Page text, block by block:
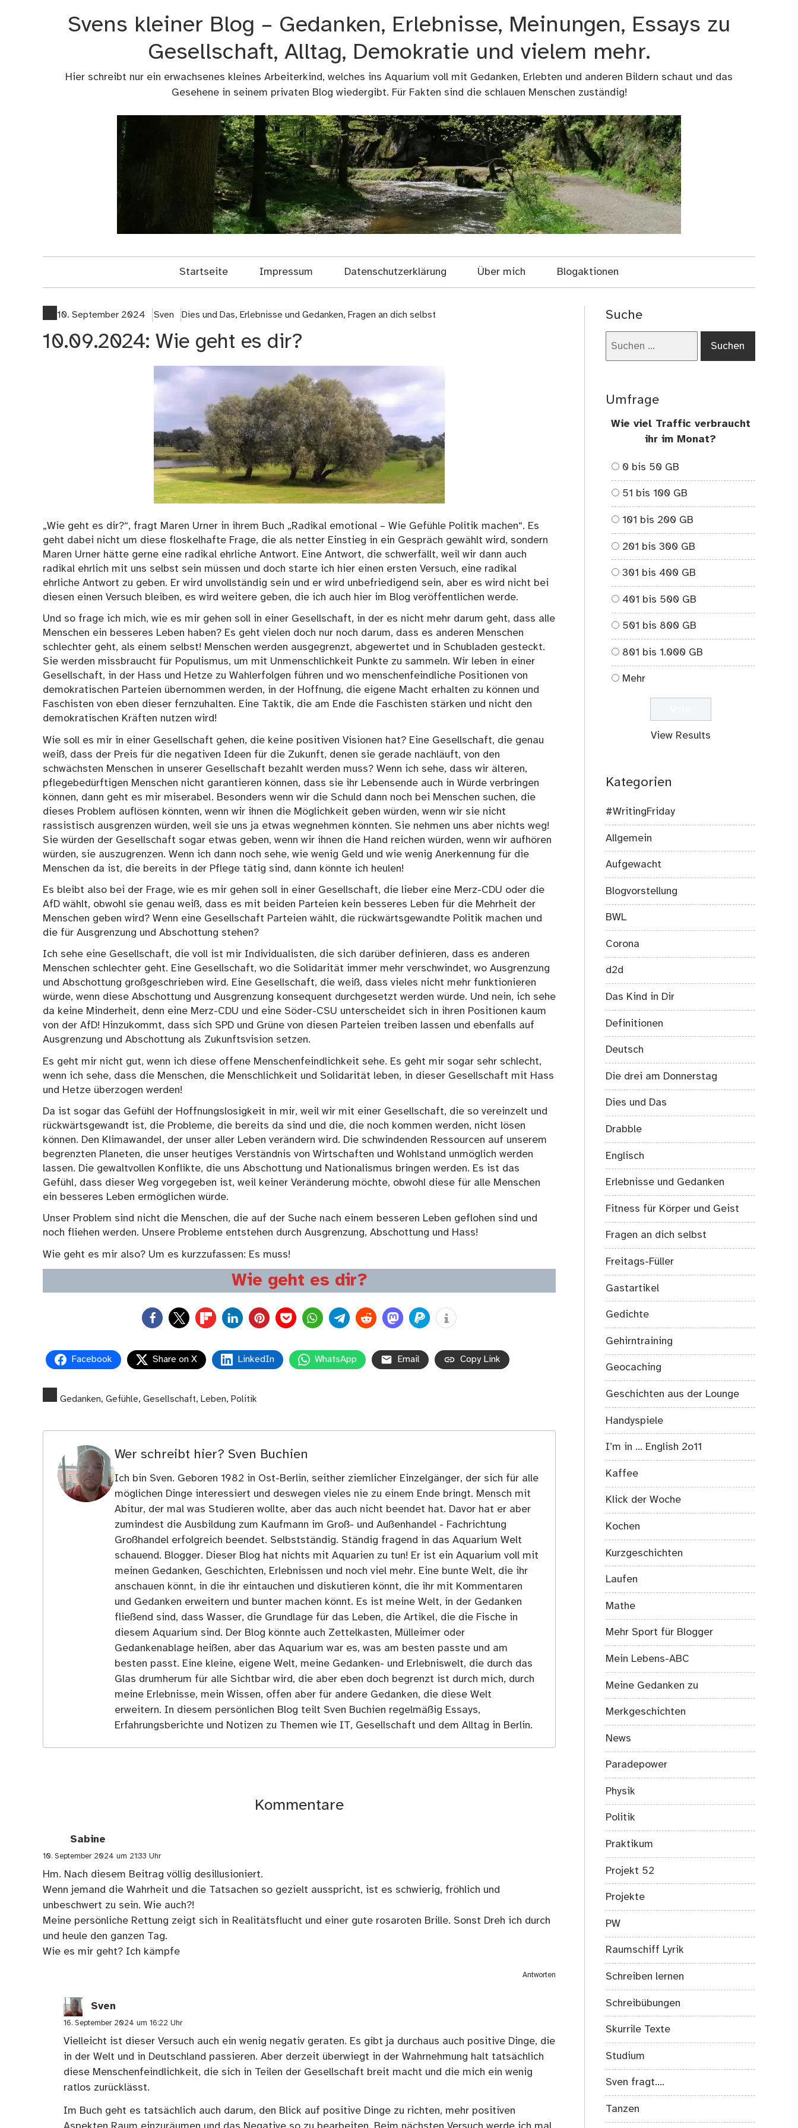
Svens kleiner Blog – Gedanken, Erlebnisse, Meinungen, Essays zu
Gesellschaft, Alltag, Demokratie und vielem mehr.
Hier schreibt nur ein erwachsenes kleines Arbeiterkind, welches ins Aquarium voll mit Gedanken, Erlebten und anderen Bildern schaut und das
Gesehene in seinem privaten Blog wiedergibt. Für Fakten sind die schlauen Menschen zuständig!
Startseite Impressum Datenschutzerklärung Über mich Blogaktionen
10. September 2024 Sven Dies und Das, Erlebnisse und Gedanken, Fragen an dich selbst
10.09.2024: Wie geht es dir?
„Wie geht es dir?“, fragt Maren Urner in ihrem Buch „Radikal emotional – Wie Gefühle Politik machen“. Es
geht dabei nicht um diese floskelhafte Frage, die als netter Einstieg in ein Gespräch gewählt wird, sondern
Maren Urner hätte gerne eine radikal ehrliche Antwort. Eine Antwort, die schwerfällt, weil wir dann auch
radikal ehrlich mit uns selbst sein müssen und doch starte ich hier einen ersten Versuch, eine radikal
ehrliche Antwort zu geben. Er wird unvollständig sein und er wird unbefriedigend sein, aber es wird nicht bei
diesen einen Versuch bleiben, es wird weitere geben, die ich auch hier im Blog veröffentlichen werde.
Und so frage ich mich, wie es mir gehen soll in einer Gesellschaft, in der es nicht mehr darum geht, dass alle
Menschen ein besseres Leben haben? Es geht vielen doch nur noch darum, dass es anderen Menschen
schlechter geht, als einem selbst! Menschen werden ausgegrenzt, abgewertet und in Schubladen gesteckt.
Sie werden missbraucht für Populismus, um mit Unmenschlichkeit Punkte zu sammeln. Wir leben in einer
Gesellschaft, in der Hass und Hetze zu Wahlerfolgen führen und wo menschenfeindliche Positionen von
demokratischen Parteien übernommen werden, in der Hoffnung, die eigene Macht erhalten zu können und
Faschisten von eben dieser fernzuhalten. Eine Taktik, die am Ende die Faschisten stärken und nicht den
demokratischen Kräften nutzen wird!
Wie soll es mir in einer Gesellschaft gehen, die keine positiven Visionen hat? Eine Gesellschaft, die genau
weiß, dass der Preis für die negativen Ideen für die Zukunft, denen sie gerade nachläuft, von den
schwächsten Menschen in unserer Gesellschaft bezahlt werden muss? Wenn ich sehe, dass wir älteren,
pflegebedürftigen Menschen nicht garantieren können, dass sie ihr Lebensende auch in Würde verbringen
können, dann geht es mir miserabel. Besonders wenn wir die Schuld dann noch bei Menschen suchen, die
dieses Problem auflösen könnten, wenn wir ihnen die Möglichkeit geben würden, wenn wir sie nicht
rassistisch ausgrenzen würden, weil sie uns ja etwas wegnehmen könnten. Sie nehmen uns aber nichts weg!
Sie würden der Gesellschaft sogar etwas geben, wenn wir ihnen die Hand reichen würden, wenn wir aufhören
würden, sie auszugrenzen. Wenn ich dann noch sehe, wie wenig Geld und wie wenig Anerkennung für die
Menschen da ist, die bereits in der Pflege tätig sind, dann könnte ich heulen!
Es bleibt also bei der Frage, wie es mir gehen soll in einer Gesellschaft, die lieber eine Merz-CDU oder die
AfD wählt, obwohl sie genau weiß, dass es mit beiden Parteien kein besseres Leben für die Mehrheit der
Menschen geben wird? Wenn eine Gesellschaft Parteien wählt, die rückwärtsgewandte Politik machen und
die für Ausgrenzung und Abschottung stehen?
Ich sehe eine Gesellschaft, die voll ist mir Individualisten, die sich darüber definieren, dass es anderen
Menschen schlechter geht. Eine Gesellschaft, wo die Solidarität immer mehr verschwindet, wo Ausgrenzung
und Abschottung großgeschrieben wird. Eine Gesellschaft, die weiß, dass vieles nicht mehr funktionieren
würde, wenn diese Abschottung und Ausgrenzung konsequent durchgesetzt werden würde. Und nein, ich sehe
da keine Minderheit, denn eine Merz-CDU und eine Söder-CSU unterscheidet sich in ihren Positionen kaum
von der AfD! Hinzukommt, dass sich SPD und Grüne von diesen Parteien treiben lassen und ebenfalls auf
Ausgrenzung und Abschottung als Zukunftsvision setzen.
Es geht mir nicht gut, wenn ich diese offene Menschenfeindlichkeit sehe. Es geht mir sogar sehr schlecht,
wenn ich sehe, dass die Menschen, die Menschlichkeit und Solidarität leben, in dieser Gesellschaft mit Hass
und Hetze überzogen werden!
Da ist sogar das Gefühl der Hoffnungslosigkeit in mir, weil wir mit einer Gesellschaft, die so vereinzelt und
rückwärtsgewandt ist, die Probleme, die bereits da sind und die, die noch kommen werden, nicht lösen
können. Den Klimawandel, der unser aller Leben verändern wird. Die schwindenden Ressourcen auf unserem
begrenzten Planeten, die unser heutiges Verständnis von Wirtschaften und Wohlstand unmöglich werden
lassen. Die gewaltvollen Konflikte, die uns Abschottung und Nationalismus bringen werden. Es ist das
Gefühl, dass dieser Weg vorgegeben ist, weil keiner Veränderung möchte, obwohl diese für alle Menschen
ein besseres Leben ermöglichen würde.
Unser Problem sind nicht die Menschen, die auf der Suche nach einem besseren Leben geflohen sind und
noch fliehen werden. Unsere Probleme entstehen durch Ausgrenzung, Abschottung und Hass!
Wie geht es mir also? Um es kurzzufassen: Es muss!
Wie geht es dir?
0
Facebook Share on X LinkedIn WhatsApp Email Copy Link
Gedanken, Gefühle, Gesellschaft, Leben, Politik
Wer schreibt hier? Sven Buchien
Ich bin Sven. Geboren 1982 in Ost-Berlin, seither ziemlicher Einzelgänger, der sich für alle
möglichen Dinge interessiert und deswegen vieles nie zu einem Ende bringt. Mensch mit
Abitur, der mal was Studieren wollte, aber das auch nicht beendet hat. Davor hat er aber
zumindest die Ausbildung zum Kaufmann im Groß- und Außenhandel - Fachrichtung
Großhandel erfolgreich beendet. Selbstständig. Ständig fragend in das Aquarium Welt
schauend. Blogger. Dieser Blog hat nichts mit Aquarien zu tun! Er ist ein Aquarium voll mit
meinen Gedanken, Geschichten, Erlebnissen und noch viel mehr. Eine bunte Welt, die ihr
anschauen könnt, in die ihr eintauchen und diskutieren könnt, die ihr mit Kommentaren
und Gedanken erweitern und bunter machen könnt. Es ist meine Welt, in der Gedanken
fließend sind, dass Wasser, die Grundlage für das Leben, die Artikel, die die Fische in
diesem Aquarium sind. Der Blog könnte auch Zettelkasten, Mülleimer oder
Gedankenablage heißen, aber das Aquarium war es, was am besten passte und am
besten passt. Eine kleine, eigene Welt, meine Gedanken- und Erlebniswelt, die durch das
Glas drumherum für alle Sichtbar wird, die aber eben doch begrenzt ist durch mich, durch
meine Erlebnisse, mein Wissen, offen aber für andere Gedanken, die diese Welt
erweitern. In diesem persönlichen Blog teilt Sven Buchien regelmäßig Essays,
Erfahrungsberichte und Notizen zu Themen wie IT, Gesellschaft und dem Alltag in Berlin.
Kommentare
Sabine
10. September 2024 um 21:33 Uhr
Hm. Nach diesem Beitrag völlig desillusioniert.
Wenn jemand die Wahrheit und die Tatsachen so gezielt ausspricht, ist es schwierig, fröhlich und
unbeschwert zu sein. Wie auch?!
Meine persönliche Rettung zeigt sich in Realitätsflucht und einer gute rosaroten Brille. Sonst Dreh ich durch
und heule den ganzen Tag.
Wie es mir geht? Ich kämpfe
Antworten
Sven
16. September 2024 um 16:22 Uhr
Vielleicht ist dieser Versuch auch ein wenig negativ geraten. Es gibt ja durchaus auch positive Dinge, die
in der Welt und in Deutschland passieren. Aber derzeit überwiegt in der Wahrnehmung halt tatsächlich
diese Menschenfeindlichkeit, die sich in Teilen der Gesellschaft breit macht und die mich ein wenig
ratlos zurücklässt.
Im Buch geht es tatsächlich auch darum, den Blick auf positive Dinge zu richten, mehr positiven
Suche
Umfrage
Wie viel Traffic verbraucht
ihr im Monat?
0 bis 50 GB
51 bis 100 GB
101 bis 200 GB
201 bis 300 GB
301 bis 400 GB
401 bis 500 GB
501 bis 800 GB
801 bis 1.000 GB
Mehr
View Results
Kategorien
#WritingFriday
Allgemein
Aufgewacht
Blogvorstellung
BWL
Corona
d2d
Das Kind in Dir
Definitionen
Deutsch
Die drei am Donnerstag
Dies und Das
Drabble
Englisch
Erlebnisse und Gedanken
Fitness für Körper und Geist
Fragen an dich selbst
Freitags-Füller
Gastartikel
Gedichte
Gehirntraining
Geocaching
Geschichten aus der Lounge
Handyspiele
I’m in … English 2o11
Kaffee
Klick der Woche
Kochen
Kurzgeschichten
Laufen
Mathe
Mehr Sport für Blogger
Mein Lebens-ABC
Meine Gedanken zu
Merkgeschichten
News
Paradepower
Physik
Politik
Praktikum
Projekt 52
Projekte
PW
Raumschiff Lyrik
Schreiben lernen
Schreibübungen
Skurrile Texte
Studium
Sven fragt….
Tanzen